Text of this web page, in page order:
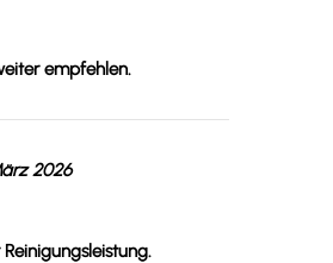
empfehlen.
2026